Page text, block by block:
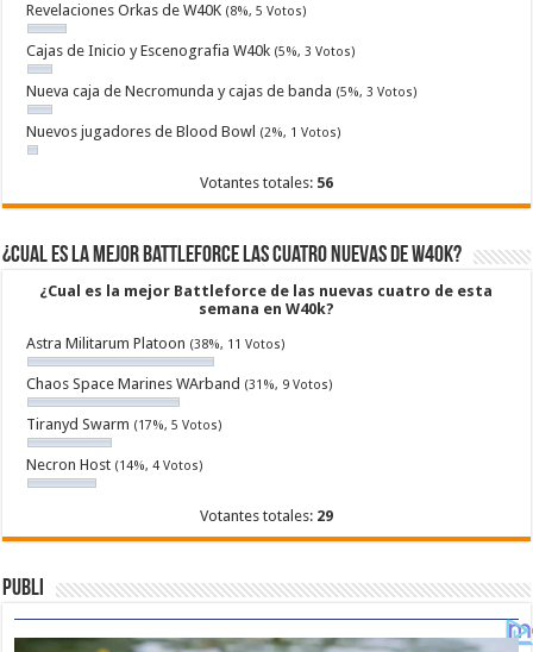
Revelaciones Orkas de W40K (8%, 5 Votos)
Cajas de Inicio y Escenografia W40k (5%, 3 Votos)
Nueva caja de Necromunda y cajas de banda (5%, 3 Votos)
Nuevos jugadores de Blood Bowl (2%, 1 Votos)
Votantes totales: 56
¿Cual es la mejor Battleforce las cuatro nuevas de W40k?
¿Cual es la mejor Battleforce de las nuevas cuatro de esta
semana en W40k?
Astra Militarum Platoon (38%, 11 Votos)
Chaos Space Marines WArband (31%, 9 Votos)
Tiranyd Swarm (17%, 5 Votos)
Necron Host (14%, 4 Votos)
Votantes totales: 29
Publi